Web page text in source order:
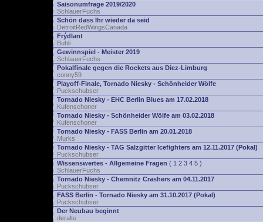
Saisonumfrage 2019/2020
SchlauerFuchs
Schön dass Ihr wieder da seid
DetroitRedWingsCanada
Frýdlant
Buhli
Gewinnspiel - Meister 2019
SchlauerFuchs
Pokalfinale gegen die Rockets aus Diez-Limburg
conny59
Playoff-Finale, Tornado Niesky - Schönheider Wölfe
Puckschubser
Tornado Niesky - EHC Berlin Blues am 17.02.2018
Kufenschoner
Tornado Niesky - Schönheider Wölfe am 03.02.2018
Kufenschoner
Tornado Niesky - FASS Berlin am 20.01.2018
Murks
Tornado Niesky - TAG Salzgitter Icefighters am 12.11.2017 (Pokal)
Puckschubser
Wissenswertes - Allgemeine Fragen ( 1 2 3 4 5 )
SchlauerFuchs
Tornado Niesky - Chemnitz Crashers am 04.11.2017
Puckschubser
FASS Berlin - Tornado Niesky am 31.10.2017 (Pokal)
Puckschubser
Der Neubau beginnt
deralte